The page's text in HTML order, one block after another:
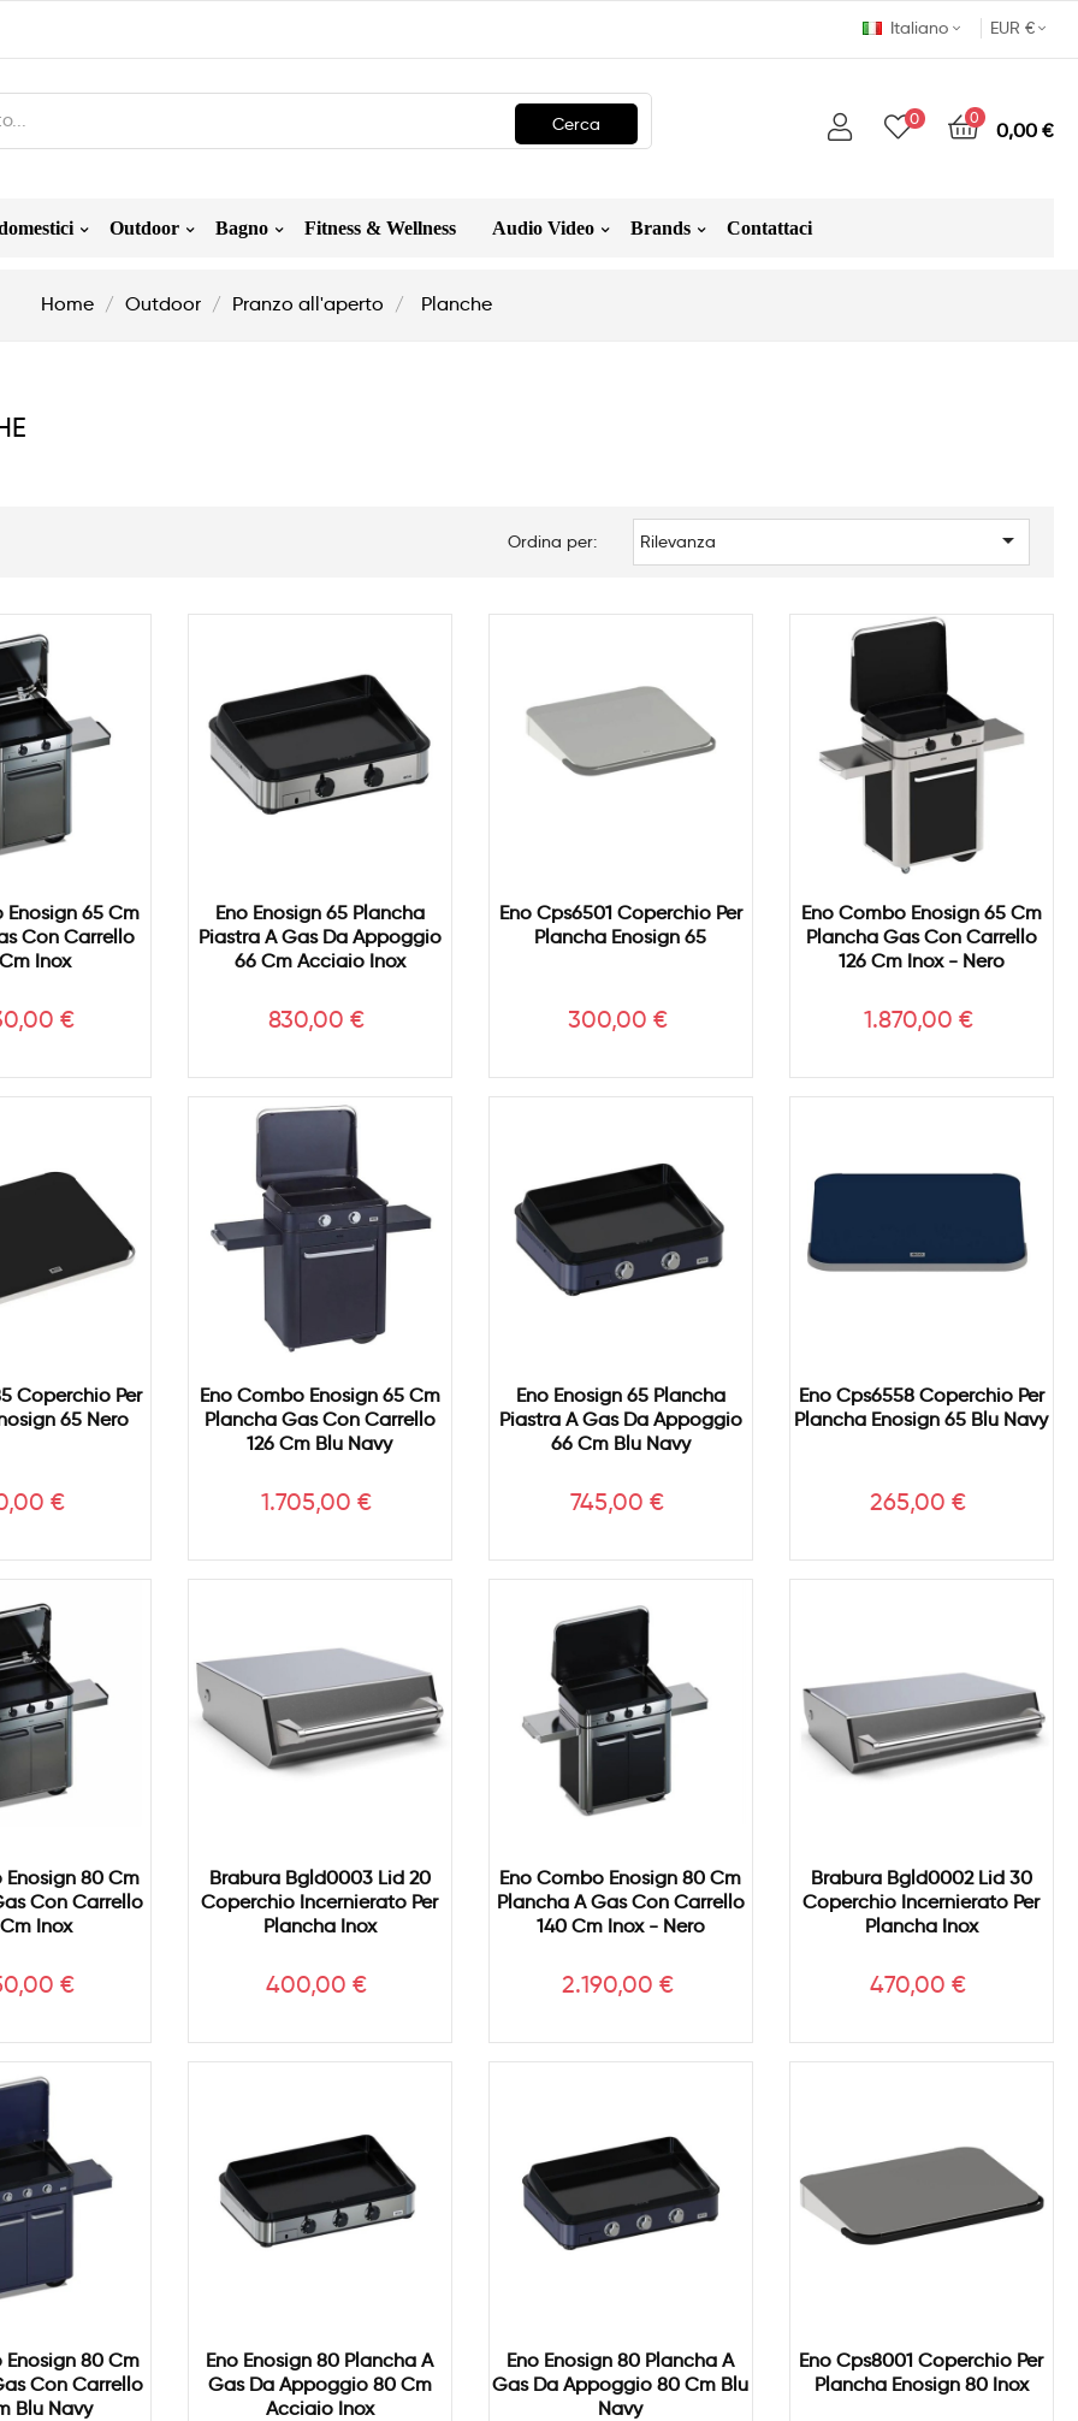
EUR €
Italiano
Cerca 0
0,00 €
0
Outdoor Bagno Fitness & Wellness Audio Video Brands Contattaci
Home Outdoor Pranzo all'aperto Planche
Ordina per: Rilevanza 
Enosign 65 Cm
Con Carrello
Inox
€
Eno Enosign 65 Plancha
Piastra A Gas Da Appoggio
66 Cm Acciaio Inox
Prezzo
830,00 €
Eno Cps6501 Coperchio Per
Plancha Enosign 65
Prezzo
300,00 €
Eno Combo Enosign 65 Cm
Plancha Gas Con Carrello
126 Cm Inox - Nero
Prezzo
1.870,00 €
Coperchio Per
65 Nero
€
Eno Combo Enosign 65 Cm
Plancha Gas Con Carrello
126 Cm Blu Navy
Prezzo
1.705,00 €
Eno Enosign 65 Plancha
Piastra A Gas Da Appoggio
66 Cm Blu Navy
Prezzo
745,00 €
Eno Cps6558 Coperchio Per
Plancha Enosign 65 Blu Navy
Prezzo
265,00 €
Enosign 80 Cm
Con Carrello
Inox
€
Brabura Bgld0003 Lid 20
Coperchio Incernierato Per
Plancha Inox
Prezzo
400,00 €
Eno Combo Enosign 80 Cm
Plancha A Gas Con Carrello
140 Cm Inox - Nero
Prezzo
2.190,00 €
Brabura Bgld0002 Lid 30
Coperchio Incernierato Per
Plancha Inox
Prezzo
470,00 €
Enosign 80 Cm
Con Carrello
Blu Navy
Eno Enosign 80 Plancha A
Gas Da Appoggio 80 Cm
Acciaio Inox
Eno Enosign 80 Plancha A
Gas Da Appoggio 80 Cm Blu
Navy
Eno Cps8001 Coperchio Per
Plancha Enosign 80 Inox